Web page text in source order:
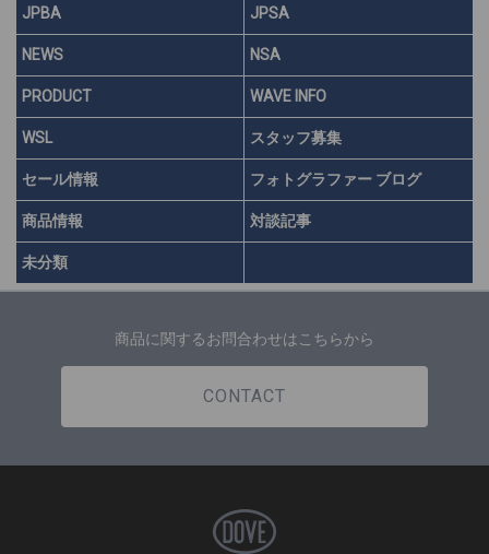
JPBA JPSA
NEWS NSA
PRODUCT WAVE INFO
WSL スタッフ募集
セール情報 フォトグラファー ブログ
商品情報 対談記事
未分類
商品に関するお問合わせはこちらから
CONTACT